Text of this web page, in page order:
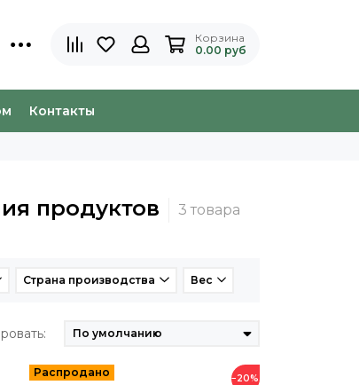
Корзина
0.00 руб
Контакты
продуктов
Страна производства Вес
−20%